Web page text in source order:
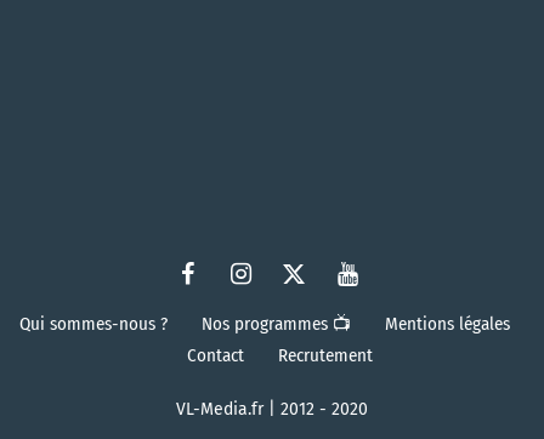
Qui sommes-nous ? Nos programmes 📺
Mentions légales
Contact
Recrutement
VL-Media.fr | 2012 - 2020